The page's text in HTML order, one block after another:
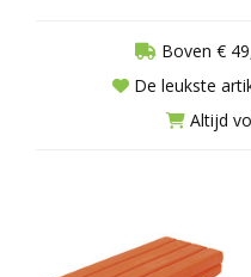
Boven €
De leukste
Altijd